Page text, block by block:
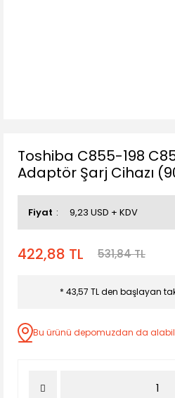
Toshiba C855-198
Adaptör Şarj Cihazı
Fiyat 9,23 USD + KDV
422,88 TL 531,84 TL
* 43,57 TL den başlayan
Bu ürünü depomuzdan da